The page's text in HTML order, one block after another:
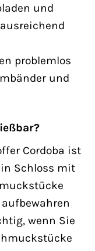
und
problemlos
und
Cordoba ist
Schloss mit
wenn Sie